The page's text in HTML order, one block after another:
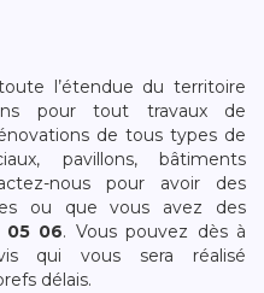
l’étendue du territoire
pour tout travaux de
de tous types de
pavillons, bâtiments
nous pour avoir des
ou que vous avez des
05 06. Vous pouvez dès à
qui vous sera réalisé
délais.